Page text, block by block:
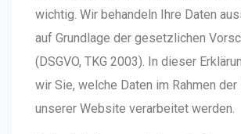
wichtig. Wir behandeln Ihre Daten
auf Grundlage der gesetzlichen
(DSGVO, TKG 2003). In dieser
wir Sie, welche Daten im Rahmen der
unserer Website verarbeitet werden.